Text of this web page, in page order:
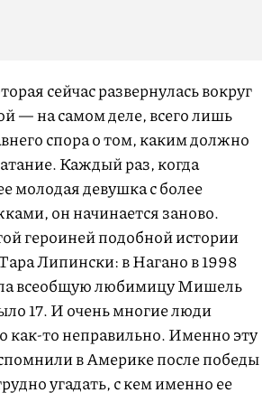
сейчас развернулась вокруг
— на самом деле, всего лишь
спора о том, каким должно
Каждый раз, когда
молодая девушка с более
он начинается заново.
героиней подобной истории
Липински: в Нагано в 1998
всеобщую любимицу Мишель
17. И очень многие люди
как-то неправильно. Именно эту
в Америке после победы
угадать, с кем именно ее